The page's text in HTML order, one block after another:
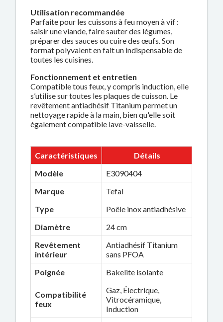
Utilisation recommandée
Parfaite pour les cuissons à feu moyen à vif :
saisir une viande, faire sauter des légumes,
préparer des sauces ou cuire des œufs. Son
format polyvalent en fait un indispensable de
toutes les cuisines.
Fonctionnement et entretien
Compatible tous feux, y compris induction, elle
s’utilise sur toutes les plaques de cuisson. Le
revêtement antiadhésif Titanium permet un
nettoyage rapide à la main, bien qu'elle soit
également compatible lave-vaisselle.
Caractéristiques
Détails
Modèle
E3090404
Marque
Tefal
Type
Poêle inox antiadhésive
Diamètre
24 cm
Revêtement
intérieur
Antiadhésif Titanium
sans PFOA
Poignée
Bakelite isolante
Compatibilité
feux
Gaz, Électrique,
Vitrocéramique,
Induction